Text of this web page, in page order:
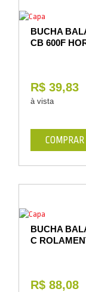
BUCHA
CB 600F
R$ 39,83
à vista
COMPRAR
BUCHA
C
R$ 88,08